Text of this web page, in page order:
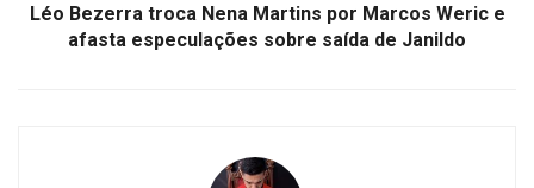
Léo Bezerra troca Nena Martins por Marcos Weric e
afasta especulações sobre saída de Janildo